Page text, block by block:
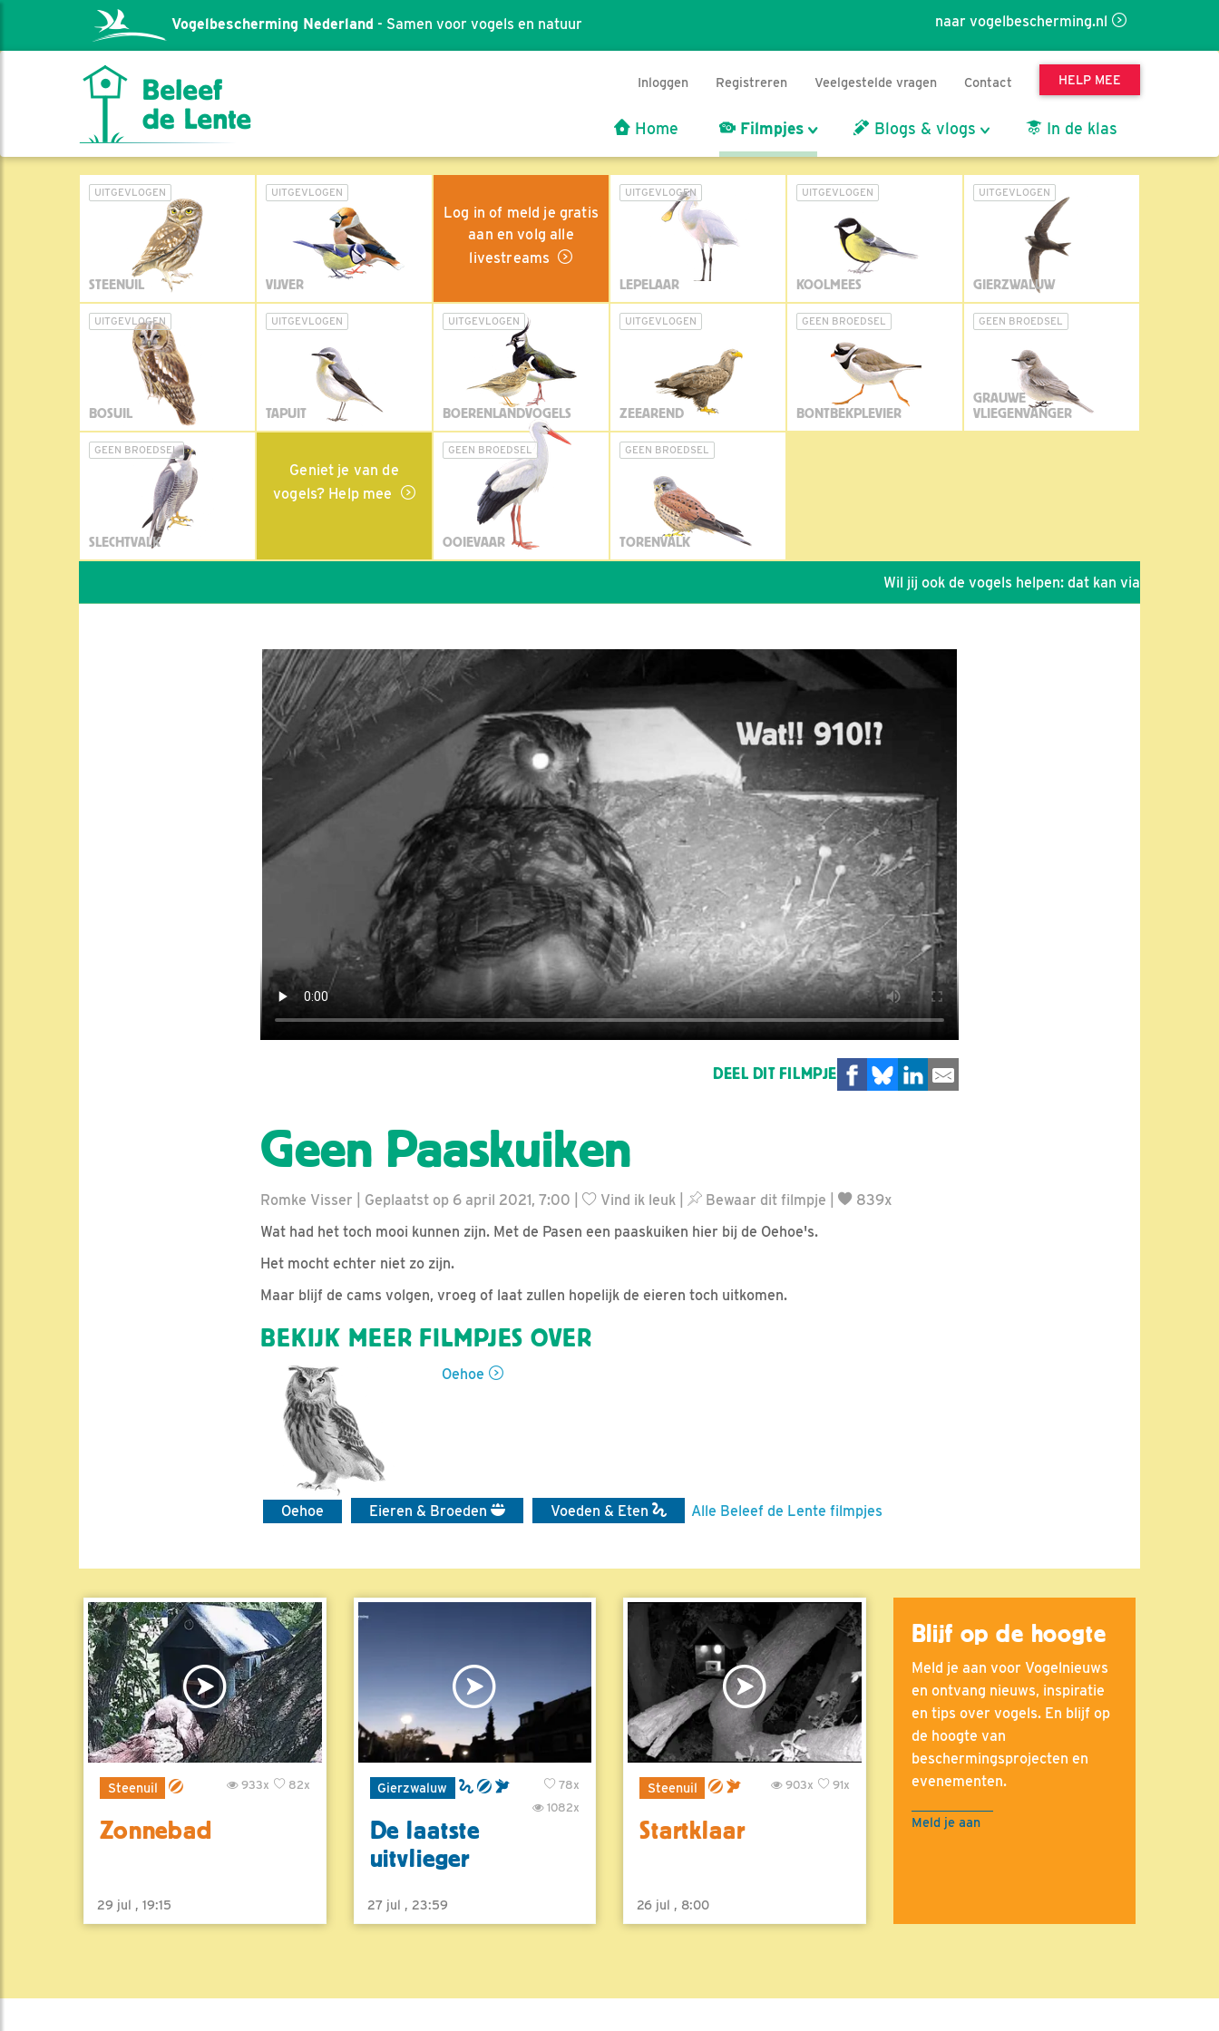
naar vogelbescherming.nl
Vogelbescherming Nederland - Samen voor vogels en natuur
Inloggen Registreren Veelgestelde vragen Contact HELP MEE
Home Filmpjes Blogs & vlogs In de klas
UITGEVLOGEN
STEENUIL
UITGEVLOGEN
VIJVER
Log in of meld je gratis
aan en volg alle
livestreams
UITGEVLOGEN
LEPELAAR
UITGEVLOGEN
KOOLMEES
UITGEVLOGEN
GIERZWALUW
UITGEVLOGEN
BOSUIL
UITGEVLOGEN
TAPUIT
UITGEVLOGEN
BOERENLANDVOGELS
UITGEVLOGEN
ZEEAREND
GEEN BROEDSEL
BONTBEKPLEVIER
GEEN BROEDSEL
GRAUWE
VLIEGENVANGER
GEEN BROEDSEL
SLECHTVALK
Geniet je van de
vogels? Help mee
GEEN BROEDSEL
OOIEVAAR
GEEN BROEDSEL
TORENVALK
Wil jij ook de vogels helpen: dat kan via de link!
DEEL DIT FILMPJE
Geen Paaskuiken
Romke Visser | Geplaatst op 6 april 2021, 7:00 | Vind ik leuk Bewaar dit filmpje
839x
Wat had het toch mooi kunnen zijn. Met de Pasen een paaskuiken hier bij de Oehoe's.
Het mocht echter niet zo zijn.
Maar blijf de cams volgen, vroeg of laat zullen hopelijk de eieren toch uitkomen.
BEKIJK MEER FILMPJES OVER
Oehoe
Oehoe Eieren & Broeden Voeden & Eten Alle Beleef de Lente filmpjes
Steenuil 82x
933x
Zonnebad
29 jul , 19:15
Gierzwaluw
78x
1082x
De laatste
uitvlieger
27 jul , 23:59
Steenuil 91x
903x
Startklaar
26 jul , 8:00
Blijf op de hoogte
Meld je aan voor Vogelnieuws
en ontvang nieuws, inspiratie
en tips over vogels. En blijf op
de hoogte van
beschermingsprojecten en
evenementen.
Meld je aan